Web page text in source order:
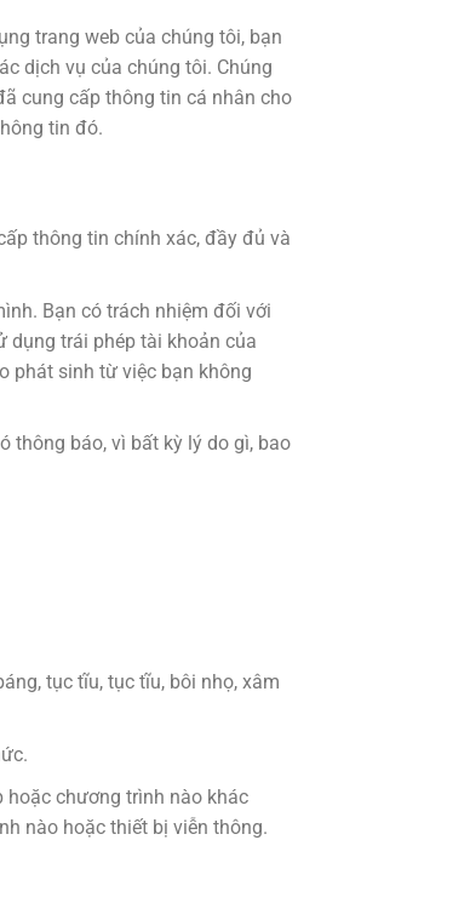
trang web của chúng tôi, bạn
dịch vụ của chúng tôi. Chúng
cung cấp thông tin cá nhân cho
tin đó.
thông tin chính xác, đầy đủ và
Bạn có trách nhiệm đối với
dụng trái phép tài khoản của
phát sinh từ việc bạn không
thông báo, vì bất kỳ lý do gì, bao
tục tĩu, tục tĩu, bôi nhọ, xâm
hoặc chương trình nào khác
nào hoặc thiết bị viễn thông.